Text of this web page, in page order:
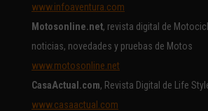
www.infoaventura.com
Motosonline.net, revista digital de
noticias, novedades y pruebas de Motos
www.motosonline.net
CasaActual.com, Revista Digital de Life
www.casaactual.com